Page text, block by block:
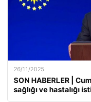
26/11/2025
SON HABERLER |
sağlığı ve hastalığı